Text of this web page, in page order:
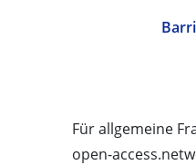
Für allgemeine
open-